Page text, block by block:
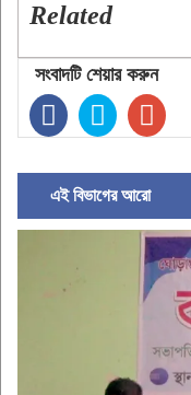
Related
সংবাদটি শেয়ার করুন
এই বিভাগের আরো